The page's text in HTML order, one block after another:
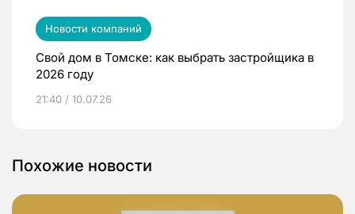
Новости компаний
Свой дом в Томске: как выбрать застройщика в
2026 году
21:40 / 10.07.26
Похожие новости